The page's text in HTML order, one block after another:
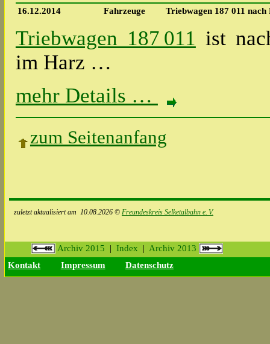
16.12.2014 Fahrzeuge Triebwagen 187 011
Triebwagen 187 011 ist
im Harz …
mehr Details …
zum Seitenanfang
zuletzt aktualisiert am 10.08.2026 © Freundeskreis Selketalbahn e. V.
Archiv 2015 |Index |Archiv 2013
Kontakt
Impressum Datenschutz